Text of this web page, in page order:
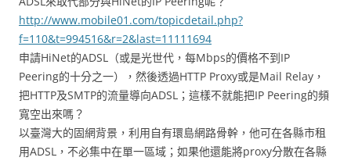
http://www.mobile01.com/topicdetail.php?
f=110&t=994516&r=2&last=11111694
申請HiNet的ADSL（或是光世代，每Mbps的價格不到IP
Peering的十分之一），然後透過HTTP Proxy或是Mail Relay，
把HTTP及SMTP的流量導向ADSL；這樣不就能把IP Peering的頻
寬空出來嗎？
以臺灣大的固網背景，利用自有環島網路骨幹，他可在各縣市租
用ADSL，不必集中在單一區域；如果他還能將proxy分散在各縣